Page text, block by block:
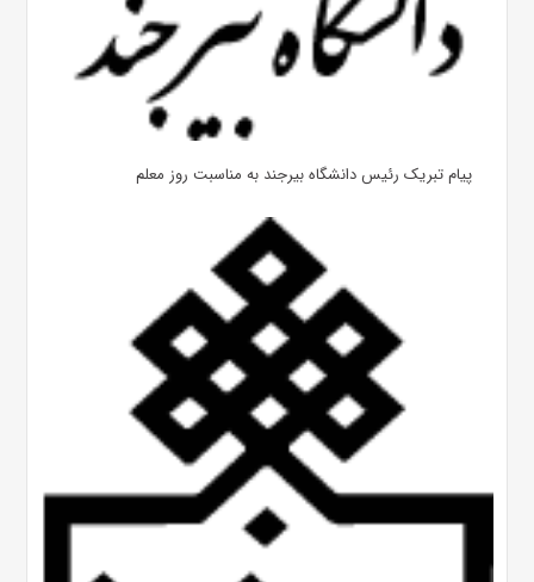
پیام تبریک رئیس دانشگاه بیرجند به مناسبت روز معلم